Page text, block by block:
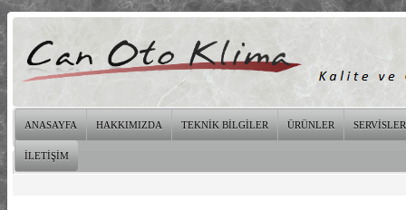
ANASAYFA HAKKIMIZDA TEKNİK BİLGİLER ÜRÜNLER SERVİSLER
İLETİŞİM